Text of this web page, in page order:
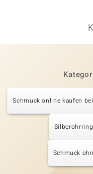
Schmuck online kaufen
Schmuck